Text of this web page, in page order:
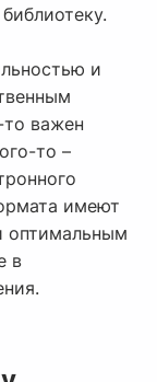
и
важен
то –
имеют
оптимальным
в